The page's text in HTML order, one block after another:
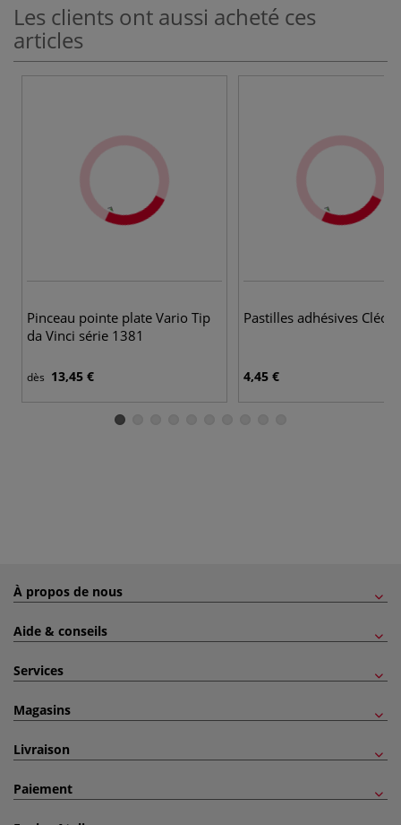
Les clients ont aussi acheté ces
articles
Pinceau pointe plate Vario Tip
da Vinci série 1381
dès 13,45 €
Pastilles adhésives Cléo
4,45 €
À propos de nous
Aide & conseils
Services
Magasins
Livraison
Paiement